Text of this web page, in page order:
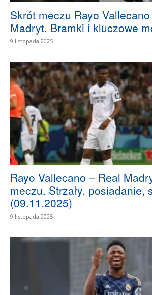
Skrót meczu Rayo
Madryt. Bramki i kluczowe
9 listopada 2025
Rayo Vallecano – Real
meczu. Strzały, posiadanie,
(09.11.2025)
9 listopada 2025